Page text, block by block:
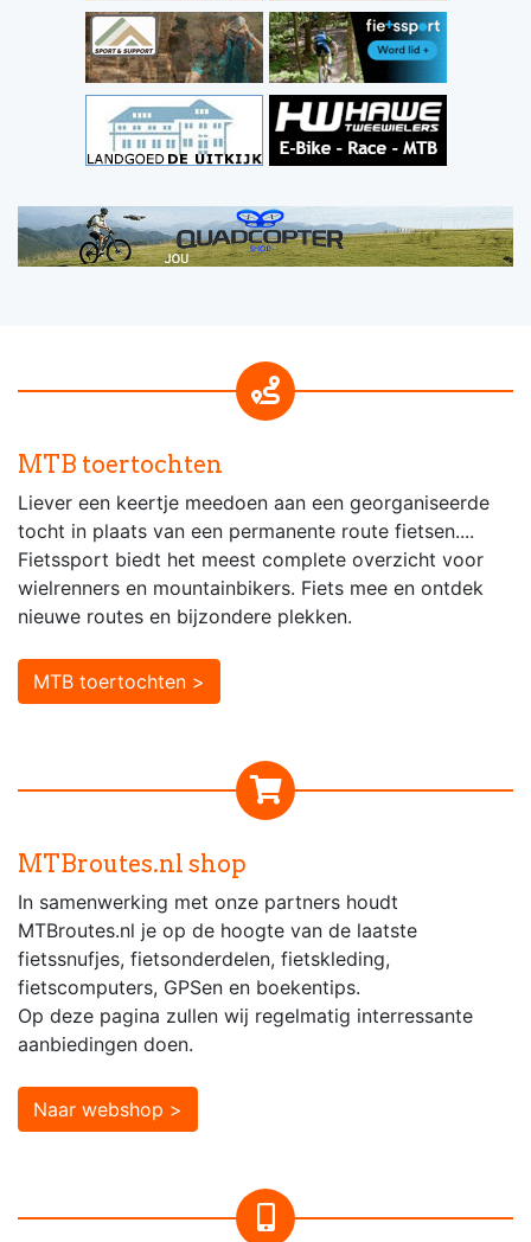
MTB toertochten
Liever een keertje meedoen aan een georganiseerde
tocht in plaats van een permanente route fietsen....
Fietssport biedt het meest complete overzicht voor
wielrenners en mountainbikers. Fiets mee en ontdek
nieuwe routes en bijzondere plekken.
MTB toertochten >
MTBroutes.nl shop
In samenwerking met onze partners houdt
MTBroutes.nl je op de hoogte van de laatste
fietssnufjes, fietsonderdelen, fietskleding,
fietscomputers, GPSen en boekentips.
Op deze pagina zullen wij regelmatig interressante
aanbiedingen doen.
Naar webshop >